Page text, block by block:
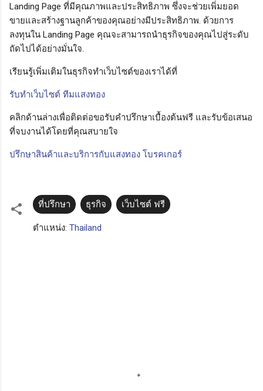
Landing Page ที่มีคุณภาพและประสิทธิภาพ ซึ่งจะช่วยเพิ่มยอด
ขายและสร้างฐานลูกค้าของคุณอย่างมีประสิทธิภาพ. ด้วยการ
ลงทุนใน Landing Page คุณจะสามารถนำธุรกิจของคุณไปสู่ระดับ
ถัดไปได้อย่างมั่นใจ.
เรียนรู้เพิ่มเติมในธุรกิจทำเว็บไซต์ของเราได้ที่
รับทำเว็บไซต์ ทีมแสงทอง
คลิกด้านล่างเพื่อติดต่อขอรับคำปรึกษาเบื้องต้นฟรี และรับข้อเสนอ
ที่จบงานได้โดยที่คุณสบายใจ
ปรึกษาสินค้าและบริการกับแสงทอง โบรคเกอร์
ที่ปรึกษา ธุรกิจ เว็บไซต์ ฟรี
ตำแหน่ง: Thailand